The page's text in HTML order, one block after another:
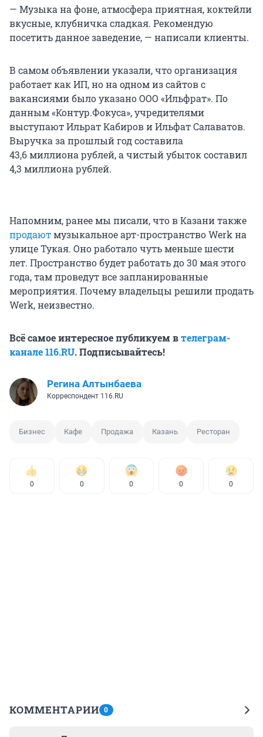
— Музыка на фоне, атмосфера приятная, коктейли
вкусные, клубничка сладкая. Рекомендую
посетить данное заведение, — написали клиенты.
В самом объявлении указали, что организация
работает как ИП, но на одном из сайтов с
вакансиями было указано ООО «Ильфрат». По
данным «Контур.Фокуса», учредителями
выступают Ильрат Кабиров и Ильфат Салаватов.
Выручка за прошлый год составила
43,6 миллионарублей, а чистый убыток составил
4,3 миллионарублей.
Напомним, ранее мы писали, что в Казани также
продаютмузыкальное арт-пространство Werk на
улице Тукая. Оно работало чуть меньше шести
лет. Пространство будет работать до 30 мая этого
года, там проведут все запланированные
мероприятия. Почему владельцы решили продать
Werk, неизвестно.
Всё самое интересное публикуем втелеграм-
канале 116.RU. Подписывайтесь!
Регина Алтынбаева
Корреспондент 116.RU
Бизнес Кафе Продажа Казань Ресторан
0 0 0 0 0
КОММЕНТАРИИ 0